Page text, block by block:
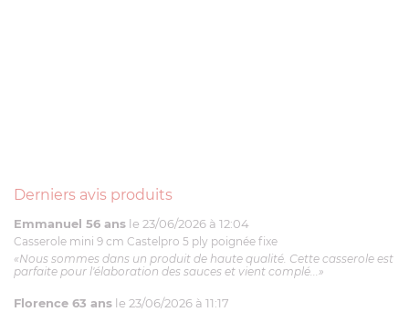
Derniers avis produits
Emmanuel 56 ans le 23/06/2026 à 12:04
Casserole mini 9 cm Castelpro 5 ply poignée fixe
«Nous sommes dans un produit de haute qualité. Cette casserole est
parfaite pour l'élaboration des sauces et vient complé...»
Florence 63 ans le 23/06/2026 à 11:17